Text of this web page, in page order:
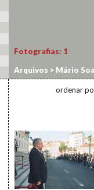
Fotografias: 1
Arquivos > Mário
Estado a Portugal>
ordenar